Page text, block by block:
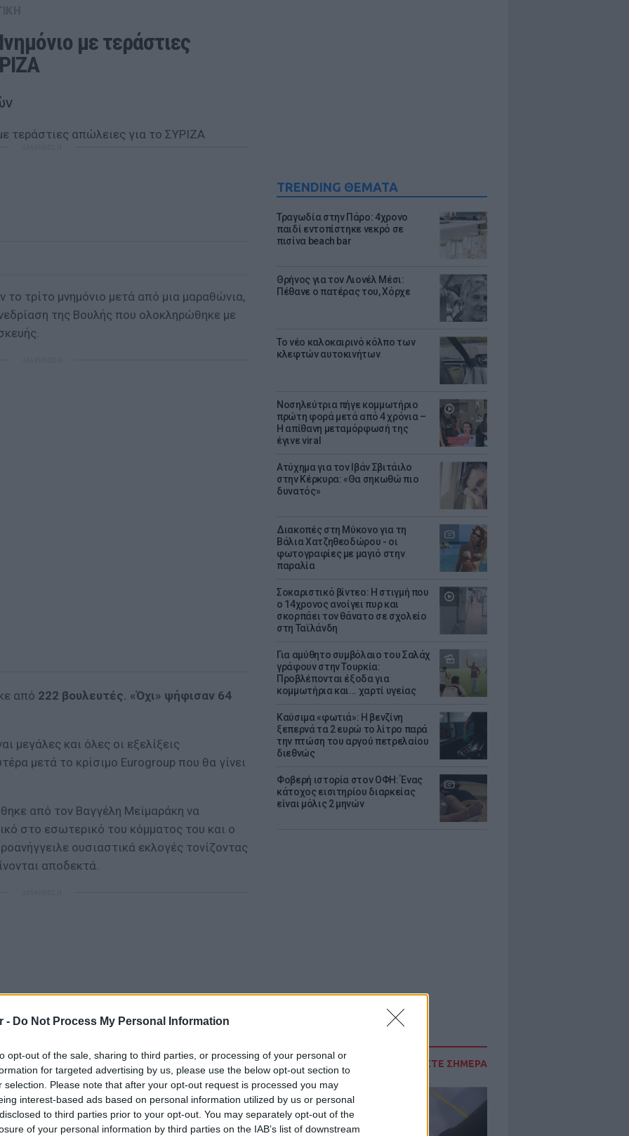
- Do Not Process My Personal Information
opt-out of the sale, sharing to third parties, or processing of your personal or
for targeted advertising by us, please use the below opt-out section to
selection. Please note that after your opt-out request is processed you may
interest-based ads based on personal information utilized by us or personal
to third parties prior to your opt-out. You may separately opt-out of the
of your personal information by third parties on the IAB’s list of downstream
TRENDING ΘΕΜΑΤΑ
Τραγωδία στην Πάρο: 4χρονο
παιδί εντοπίστηκε νεκρό σε
πισίνα beach bar
Θρήνος για τον Λιονέλ Μέσι:
Πέθανε ο πατέρας του, Χόρχε
Το νέο καλοκαιρινό κόλπο των
κλεφτών αυτοκινήτων
Νοσηλεύτρια πήγε κομμωτήριο
πρώτη φορά μετά από 4 χρόνια –
Η απίθανη μεταμόρφωσή της
έγινε viral
Ατύχημα για τον Ιβάν Σβιτάιλο
στην Κέρκυρα: «Θα σηκωθώ πιο
δυνατός»
Διακοπές στη Μύκονο για τη
Βάλια Χατζηθεοδώρου - οι
φωτογραφίες με μαγιό στην
παραλία
Σοκαριστικό βίντεο: Η στιγμή που
ο 14χρονος ανοίγει πυρ και
σκορπάει τον θάνατο σε σχολείο
στη Ταϊλάνδη
Για αμύθητο συμβόλαιο του Σαλάχ
γράφουν στην Τουρκία:
Προβλέπονται έξοδα για
κομμωτήρια και... χαρτί υγείας
Καύσιμα «φωτιά»: Η βενζίνη
ξεπερνά τα 2 ευρώ το λίτρο παρά
την πτώση του αργού πετρελαίου
διεθνώς
Φοβερή ιστορία στον ΟΦΗ: Ένας
κάτοχος εισιτηρίου διαρκείας
είναι μόλις 2 μηνών
ΔΙΑΒΑΣΤΕ ΣΗΜΕΡΑ
με τεράστιες
το τρίτο μνημόνιο μετά από μια μαραθώνια,
της Βουλής που ολοκληρώθηκε με
από 222 βουλευτές. «Όχι» ψήφισαν 64
μεγάλες και όλες οι εξελίξεις
μετά το κρίσιμο Eurogroup που θα γίνει
από τον Βαγγέλη Μεϊμαράκη να
στο εσωτερικό του κόμματος του και ο
ουσιαστικά εκλογές τονίζοντας
αποδεκτά.